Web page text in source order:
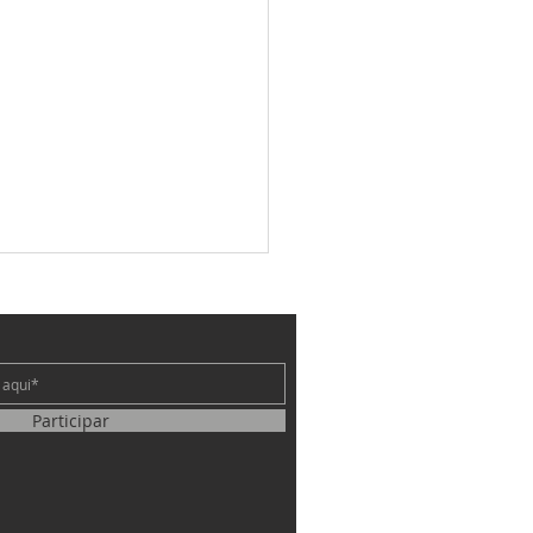
– 2 João 1:1-13
Participar